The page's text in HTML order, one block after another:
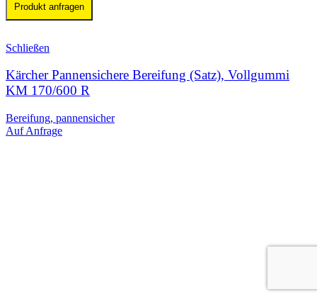
Produkt anfragen
Schließen
Kärcher Pannensichere Bereifung (Satz), Vollgummi
KM 170/600 R
Bereifung, pannensicher
Auf Anfrage